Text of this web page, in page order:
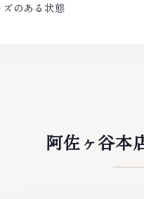
のある状態
阿佐ヶ谷本